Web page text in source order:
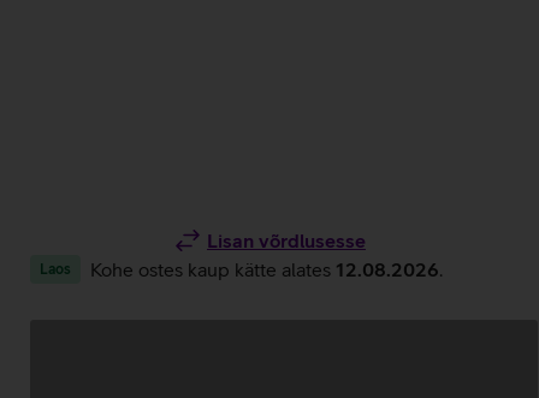
Lisan võrdlusesse
Laos Kohe ostes kaup kätte alates 12.08.2026